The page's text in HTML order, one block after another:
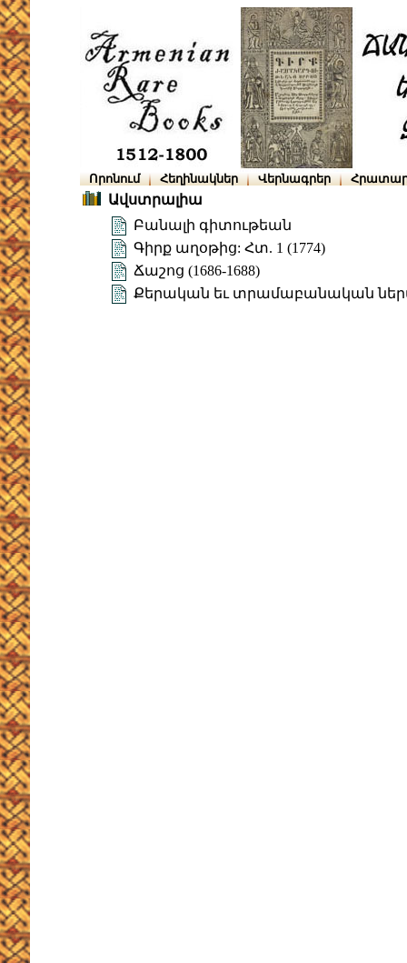
Որոնում Հեղինակներ Վերնագրեր
Ավստրալիա
Բանալի գիտութեան
Գիրք աղօթից: Հտ. 1 (1774)
Ճաշոց (1686-1688)
Քերական եւ տրամաբանական